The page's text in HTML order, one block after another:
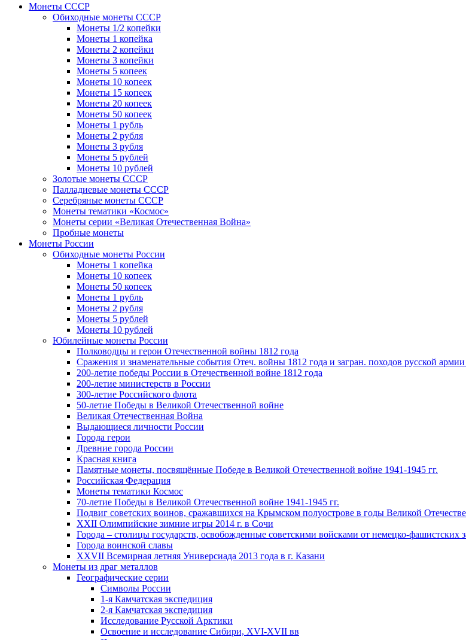
Монеты СССР
Обиходные монеты СССР
Монеты 1/2 копейки
Монеты 1 копейка
Монеты 2 копейки
Монеты 3 копейки
Монеты 5 копеек
Монеты 10 копеек
Монеты 15 копеек
Монеты 20 копеек
Монеты 50 копеек
Монеты 1 рубль
Монеты 2 рубля
Монеты 3 рубля
Монеты 5 рублей
Монеты 10 рублей
Золотые монеты СССР
Палладиевые монеты СССР
Серебряные монеты CCCР
Монеты тематики «Космос»
Монеты серии «Великая Отечественная Война»
Пробные монеты
Монеты России
Обиходные монеты России
Монеты 1 копейка
Монеты 10 копеек
Монеты 50 копеек
Монеты 1 рубль
Монеты 2 рубля
Монеты 5 рублей
Монеты 10 рублей
Юбилейные монеты России
Полководцы и герои Отечественной войны 1812 года
Сражения и знаменательные события Отеч. войны 1812 года и загран. походов русской
200-летие победы России в Отечественной войне 1812 года
200-летие министерств в России
300-летие Российского флота
50-летие Победы в Великой Отечественной войне
Великая Отечественная Война
Выдающиеся личности России
Города герои
Древние города России
Красная книга
Памятные монеты, посвящённые Победе в Великой Отечественной войне 1941-1945 гг.
Российская Федерация
Монеты тематики Космос
70-летие Победы в Великой Отечественной войне 1941-1945 гг.
Подвиг советских воинов, сражавшихся на Крымском полуострове в годы Великой
XXII Олимпийские зимние игры 2014 г. в Сочи
Города – столицы государств, освобожденные советскими войсками от немецко-фашистских
Города воинской славы
XXVII Всемирная летняя Универсиада 2013 года в г. Казани
Монеты из драг металлов
Географические серии
Символы России
1-я Камчатская экспедиция
2-я Камчатская экспедиция
Исследование Русской Арктики
Освоение и исследование Сибири, XVI-XVII вв